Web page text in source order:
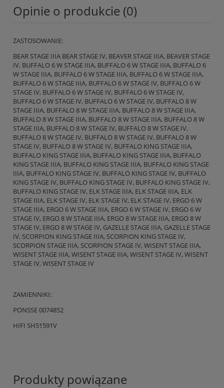
Opinie o produkcie (0)
ZASTOSOWANIE:
BEAR STAGE IIIA BEAR STAGE IV, BEAVER STAGE IIIA, BEAVER STAGE
IV, BUFFALO 6 W STAGE IIIA, BUFFALO 6 W STAGE IIIA, BUFFALO 6
W STAGE IIIA, BUFFALO 6 W STAGE IIIA, BUFFALO 6 W STAGE IIIA,
BUFFALO 6 W STAGE IIIA, BUFFALO 6 W STAGE IV, BUFFALO 6 W
STAGE IV, BUFFALO 6 W STAGE IV, BUFFALO 6 W STAGE IV,
BUFFALO 6 W STAGE IV, BUFFALO 6 W STAGE IV, BUFFALO 8 W
STAGE IIIA, BUFFALO 8 W STAGE IIIA, BUFFALO 8 W STAGE IIIA,
BUFFALO 8 W STAGE IIIA, BUFFALO 8 W STAGE IIIA, BUFFALO 8 W
STAGE IIIA, BUFFALO 8 W STAGE IV, BUFFALO 8 W STAGE IV,
BUFFALO 8 W STAGE IV, BUFFALO 8 W STAGE IV, BUFFALO 8 W
STAGE IV, BUFFALO 8 W STAGE IV, BUFFALO KING STAGE IIIA,
BUFFALO KING STAGE IIIA, BUFFALO KING STAGE IIIA, BUFFALO
KING STAGE IIIA, BUFFALO KING STAGE IIIA, BUFFALO KING STAGE
IIIA, BUFFALO KING STAGE IV, BUFFALO KING STAGE IV, BUFFALO
KING STAGE IV, BUFFALO KING STAGE IV, BUFFALO KING STAGE IV,
BUFFALO KING STAGE IV, ELK STAGE IIIA, ELK STAGE IIIA, ELK
STAGE IIIA, ELK STAGE IV, ELK STAGE IV, ELK STAGE IV, ERGO 6 W
STAGE IIIA, ERGO 6 W STAGE IIIA, ERGO 6 W STAGE IV, ERGO 6 W
STAGE IV, ERGO 8 W STAGE IIIA, ERGO 8 W STAGE IIIA, ERGO 8 W
STAGE IV, ERGO 8 W STAGE IV, GAZELLE STAGE IIIA, GAZELLE STAGE
IV, SCORPION KING STAGE IIIA, SCORPION KING STAGE IV,
SCORPION STAGE IIIA, SCORPION STAGE IV, WISENT STAGE IIIA,
WISENT STAGE IIIA, WISENT STAGE IIIA, WISENT STAGE IV, WISENT
STAGE IV, WISENT STAGE IV
ZAMIENNIKI:
PONSSE 0074852
HIFI SH51591V
Produkty powiązane